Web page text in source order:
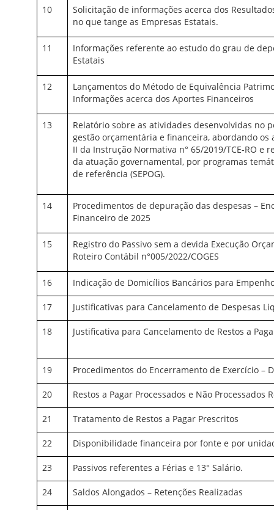
10
Solicitação de informações acerca dos
no que tange as Empresas Estatais.
11
Informações referente ao estudo do grau de
Estatais
12
Lançamentos do Método de Equivalência
Informações acerca dos Aportes Financeiros
13
Relatório sobre as atividades desenvolvidas no
gestão orçamentária e financeira, abordando os
II da Instrução Normativa n° 65/2019/TCE-RO e
da atuação governamental, por programas
de referência (SEPOG).
14
Procedimentos de depuração das despesas –
Financeiro de 2025
15
Registro do Passivo sem a devida Execução
Roteiro Contábil n°005/2022/COGES
16 Indicação de Domicílios Bancários para
17 Justificativas para Cancelamento de Despesas
18 Justificativa para Cancelamento de Restos a
19 Procedimentos do Encerramento de Exercício –
20 Restos a Pagar Processados e Não Processados
21 Tratamento de Restos a Pagar Prescritos
22 Disponibilidade financeira por fonte e por
23 Passivos referentes a Férias e 13° Salário.
24 Saldos Alongados – Retenções Realizadas